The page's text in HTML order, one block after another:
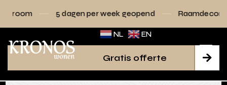
per week geopend Raamdecoratie volledig op
NL EN

Gratis offerte